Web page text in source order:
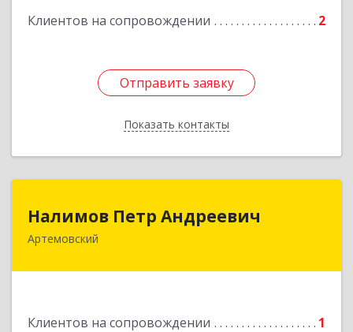
Клиентов на сопровождении 2
Отправить заявку
Показать контакты
Отправить заявку
Назад
Налимов Петр Андреевич
Артемовский
Клиентов на сопровождении 1
623780, Свердловская обл, Артемовский г,